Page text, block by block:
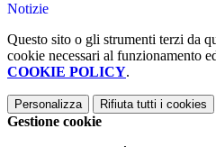
Notizie
Questo sito o gli strumenti terzi da
cookie necessari al funzionamento
COOKIE POLICY.
Personalizza Rifiuta tutti i cookies
Gestione cookie